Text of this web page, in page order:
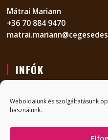
Weboldalunk és szolgáltatásunk
használunk.
Mátrai Mariann
+36 70 884 9470
INFÓK
GYIK
ADATVÉDELMI